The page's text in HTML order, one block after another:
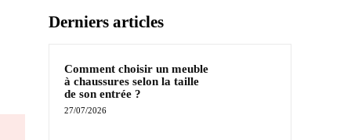
Derniers articles
Comment choisir un meuble
à chaussures selon la taille
de son entrée ?
27/07/2026